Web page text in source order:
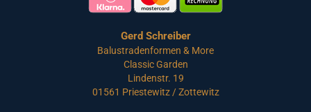
Gerd Schreiber
Balustradenformen & More
Classic Garden
Lindenstr. 19
01561 Priestewitz / Zottewitz